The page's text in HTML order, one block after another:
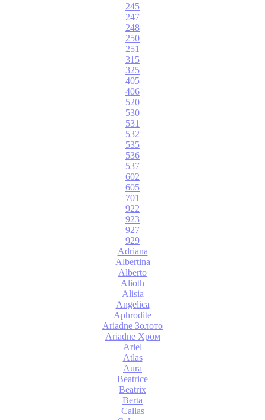
245
247
248
250
251
315
325
405
406
520
530
531
532
535
536
537
602
605
701
922
923
927
929
Adriana
Albertina
Alberto
Alioth
Alisia
Angelica
Aphrodite
Ariadne Золото
Ariadne Хром
Ariel
Atlas
Aura
Beatrice
Beatrix
Berta
Callas